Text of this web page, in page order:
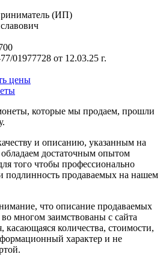
(ИП)
01977728 от 12.03.25 г.
цены
которые мы продаем, прошли
и описанию, указанным на
достаточным опытом
того чтобы профессионально
и подлинность продаваемых на нашем
что описание продаваемых
многом заимствованы с сайта
количества, стоимости,
характер и не